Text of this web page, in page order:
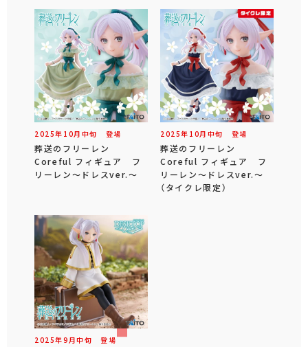
2025年 10月 中旬 登場
葬送のフリーレン
Coreful フィギュア フ
リーレン～ドレスver.～
2025年 10月 中旬 登場
葬送のフリーレン
Coreful フィギュア フ
リーレン～ドレスver.～
（タイクレ限定）
2025年9 月中旬 登場